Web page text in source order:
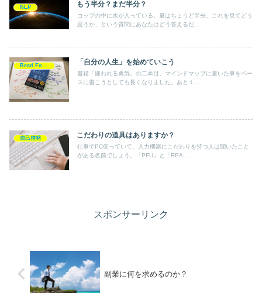
NLP もう半分？まだ半分？
コップの中に水が入っている。量はちょうど半分。これを見てどう
思うか、という質問にあなたはどう答えるだ...
「自分の人生」を始めていこう
書籍「嫌われる勇気」の二本目。マインドマップに書いた事をベー
スに書こうとしても長くなりました。あと１...
自己啓発 こだわりの道具はありますか？
仕事でPC使っていて、入力機器にこだわりを持つ人は聞いたこと
がある名前でしょう。「PFU」と「REA...
スポンサーリンク
副業に何を求めるのか？